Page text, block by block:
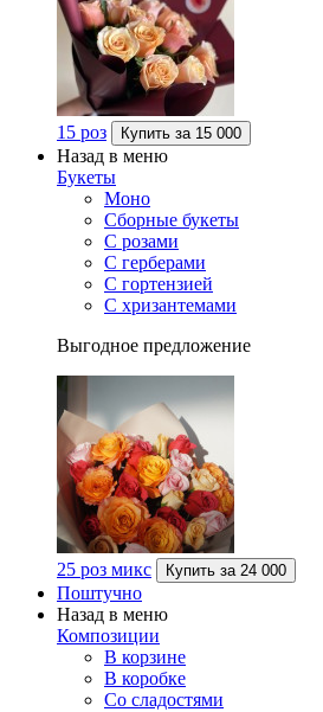
15 роз Купить за 15 000
Назад в меню
Букеты
Моно
Сборные букеты
С розами
С герберами
С гортензией
С хризантемами
Выгодное предложение
25 роз микс Купить за 24 000
Поштучно
Назад в меню
Композиции
В корзине
В коробке
Со сладостями